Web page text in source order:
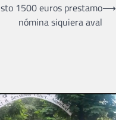
1500 euros prestamo
nómina siquiera aval
⟶